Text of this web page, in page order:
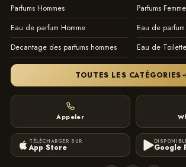
logiciel de gestion de stock Maroc by ITTONE.MA
Parfums Hommes
Parfums
Eau de parfum Homme
Eau de parfum
Decantage des parfums hommes
Eau de
TOUTES LES CATÉGORIES
Appeler
TÉLÉCHARGER SUR
App Store Google